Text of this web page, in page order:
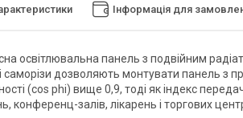
Інформація для
освітлювальна панель з подвійним
саморізи дозволяють монтувати панель з
(cos phi) вище 0,9, тоді як індекс
конференц-залів, лікарень і торгових